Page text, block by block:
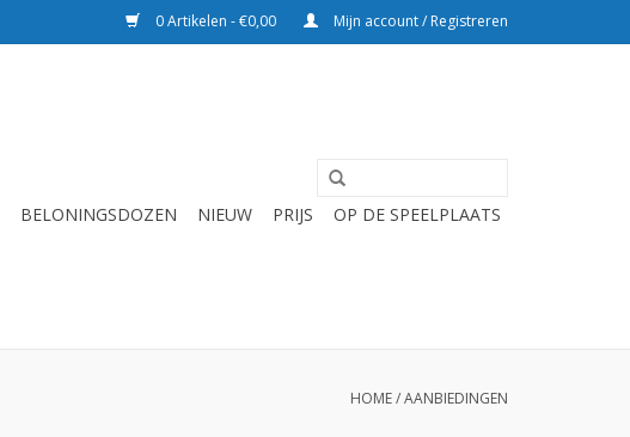
0 Artikelen - €0,00 Mijn account / Registreren
BELONINGSDOZEN NIEUW PRIJS OP DE SPEELPLAATS
HOME/AANBIEDINGEN